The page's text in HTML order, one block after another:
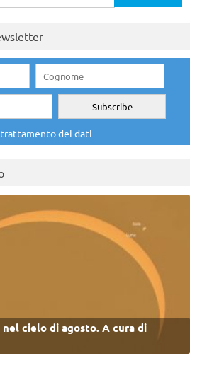
trattamento dei dati
nel cielo di agosto. A cura di